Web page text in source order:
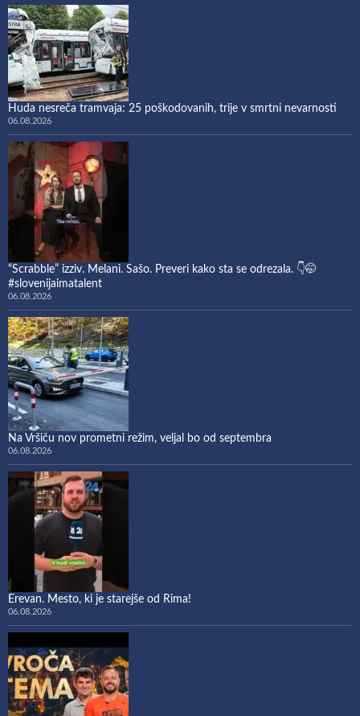
Huda nesreča tramvaja: 25 poškodovanih, trije v smrtni nevarnosti
06.08.2026
“Scrabble” izziv. Melani. Sašo. Preveri kako sta se odrezala. 👇🤭
#slovenijaimatalent
06.08.2026
Na Vršiču nov prometni režim, veljal bo od septembra
06.08.2026
Erevan. Mesto, ki je starejše od Rima!
06.08.2026